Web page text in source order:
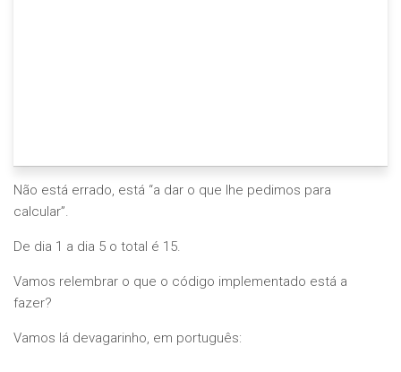
Não está errado, está “a dar o que lhe pedimos para
calcular”.
De dia 1 a dia 5 o total é 15.
Vamos relembrar o que o código implementado está a
fazer?
Vamos lá devagarinho, em português: